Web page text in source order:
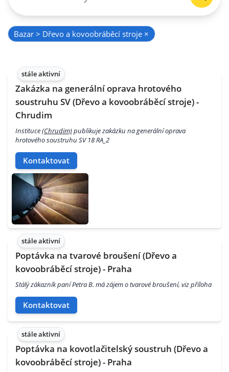
Bazar > Dřevo a kovoobráběcí stroje ×
stále aktivní
Zakázka na generální oprava hrotového
soustruhu SV (Dřevo a kovoobráběcí stroje) -
Chrudim
Instituce(Chrudim)publikuje zakázku na generální oprava
hrotového soustruhu SV 18 RA_2
Kontaktovat
stále aktivní
Poptávka na tvarové broušení (Dřevo a
kovoobráběcí stroje) - Praha
Stálý zákazník paní Petra B. má zájem o tvarové broušení, viz příloha
Kontaktovat
stále aktivní
Poptávka na kovotlačitelský soustruh (Dřevo a
kovoobráběcí stroje) - Praha